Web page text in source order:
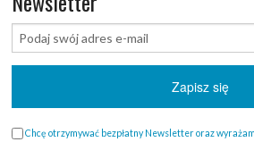
Chcę otrzymywać bezpłatny Newsletter oraz